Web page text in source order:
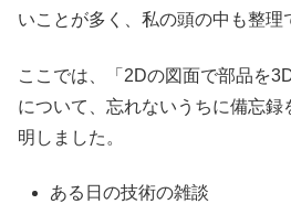
いことが多く、私の頭の中も整理
ここでは、「2Dの図面で部品を
について、忘れないうちに備忘録
明しました。
ある日の技術の雑談